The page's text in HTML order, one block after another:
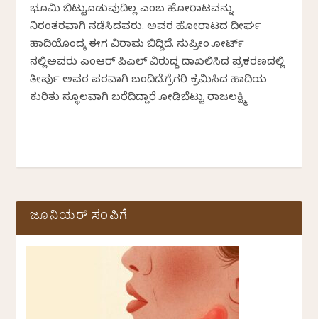
ಭೂಮಿ ಬಿಟ್ಟುಕೊಡುವುದಿಲ್ಲ ಎಂಬ ಹೋರಾಟವನ್ನು
ನಿರಂತರವಾಗಿ ನಡೆಸಿದವರು. ಅವರ ಹೋರಾಟದ ದೀರ್ಘ
ಹಾದಿಯೊಂದಕ್ಕೆ ಈಗ ವಿರಾಮ ಬಿದ್ದಿದೆ. ಸುಪ್ರೀಂ ಕೋರ್ಟ್
ನಲ್ಲಿಅವರು ಎಂಆರ್ ಪಿಎಲ್ ವಿರುದ್ಧ ದಾಖಲಿಸಿದ ಪ್ರಕರಣದಲ್ಲಿ
ತೀರ್ಪು ಅವರ ಪರವಾಗಿ ಬಂದಿದೆ.ಗ್ರೆಗರಿ ಕ್ರಮಿಸಿದ ಹಾದಿಯ
ಕುರಿತು ಸ್ಥೂಲವಾಗಿ ಬರೆದಿದ್ದಾರೆ ಕೋಡಿಬೆಟ್ಟು ರಾಜಲಕ್ಷ್ಮಿ
ಜೂನಿಯರ್ ಸಂಪಿಗೆ